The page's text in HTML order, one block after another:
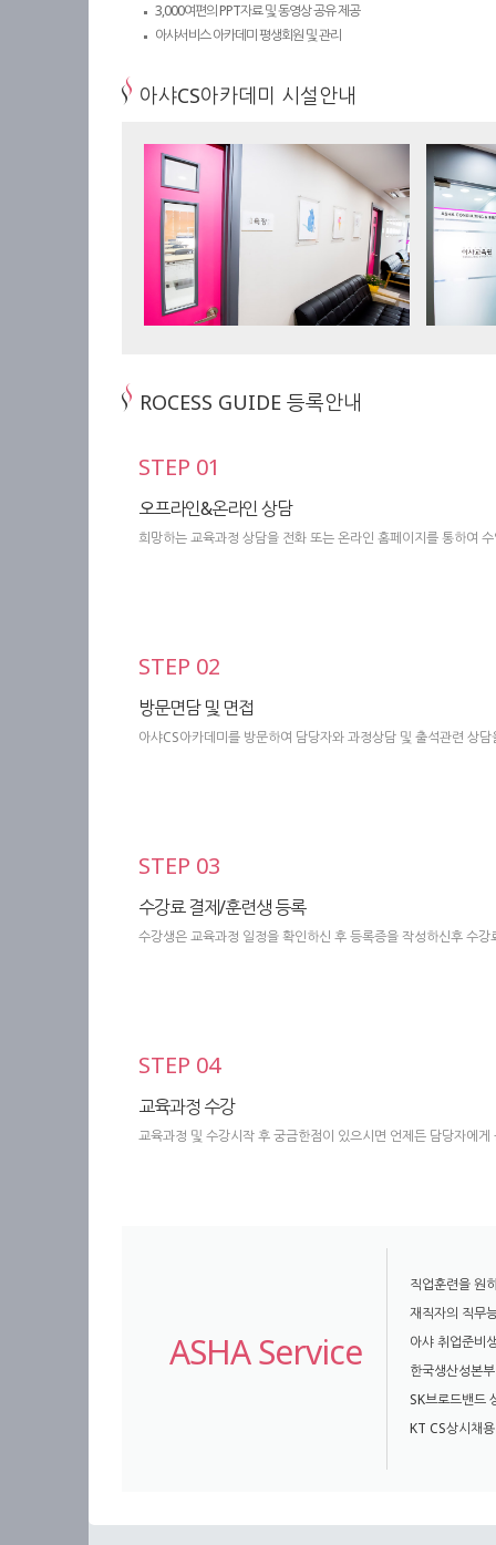
3,000여편의 PPT자료 및 동영상 공유 제공
아샤서비스 아카데미 평생회원 및 관리
아샤CS아카데미 시설안내
ROCESS GUIDE 등록안내
STEP 01
오프라인&온라인 상담
희망하는 교육과정 상담을 전화 또는 온라인 홈페이지를 통하여
STEP 02
방문면담 및 면접
아샤CS아카데미를 방문하여 담당자와 과정상담 및 출석관련 상
STEP 03
수강료 결제/훈련생 등록
수강생은 교육과정 일정을 확인하신 후 등록증을 작성하신후 수
STEP 04
교육과정 수강
교육과정 및 수강시작 후 궁금한점이 있으시면 언제든 담당자에
ASHA Service
직업훈련을 원
재직자의 직무
아샤 취업준비
한국생산성본
SK브로드밴드
KT CS상시채